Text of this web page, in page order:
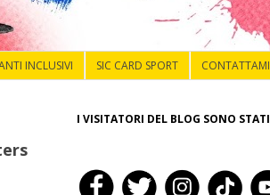
INCLUSIVI SIC CARD SPORT CONTATTAMI
I VISITATORI DEL BLOG SONO STATI